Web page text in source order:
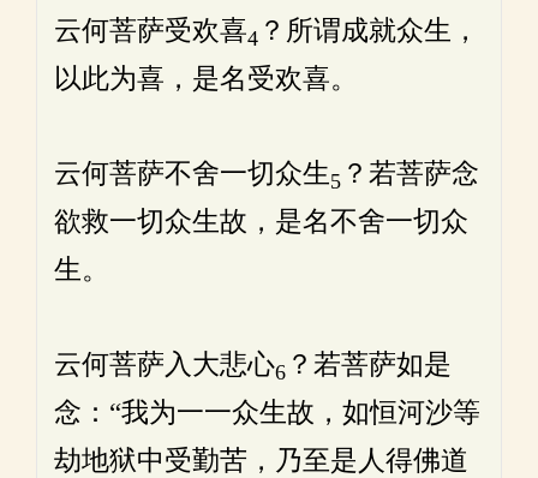
云何菩萨受欢喜4 ？所谓成就众生，
以此为喜，是名受欢喜。
云何菩萨不舍一切众生5 ？若菩萨念
欲救一切众生故，是名不舍一切众
生。
云何菩萨入大悲心6 ？若菩萨如是
念：“我为一一众生故，如恒河沙等
劫地狱中受勤苦，乃至是人得佛道